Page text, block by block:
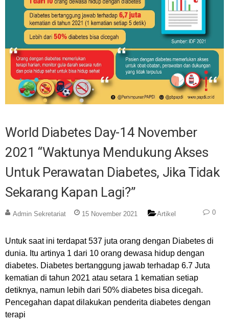
World Diabetes Day-14 November
2021 “Waktunya Mendukung Akses
Untuk Perawatan Diabetes, Jika Tidak
Sekarang Kapan Lagi?”
Admin Sekretariat 15 November 2021 Artikel 0
Untuk saat ini terdapat 537 juta orang dengan Diabetes di
dunia. Itu artinya 1 dari 10 orang dewasa hidup dengan
diabetes. Diabetes bertanggung jawab terhadap 6.7 Juta
kematian di tahun 2021 atau setara 1 kematian setiap
detiknya, namun lebih dari 50% diabetes bisa dicegah.
Pencegahan dapat dilakukan penderita diabetes dengan
terapi